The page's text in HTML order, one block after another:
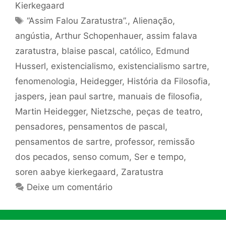
Kierkegaard
Tags
“Assim Falou Zaratustra”.,Alienação,
angústia, Arthur Schopenhauer, assim falava
zaratustra, blaise pascal, católico, Edmund
Husserl, existencialismo, existencialismo sartre,
fenomenologia, Heidegger, História da Filosofia,
jaspers, jean paul sartre, manuais de filosofia,
Martin Heidegger, Nietzsche, peças de teatro,
pensadores, pensamentos de pascal,
pensamentos de sartre, professor, remissão
dos pecados, senso comum, Ser e tempo,
soren aabye kierkegaard, Zaratustra
Deixe um comentário